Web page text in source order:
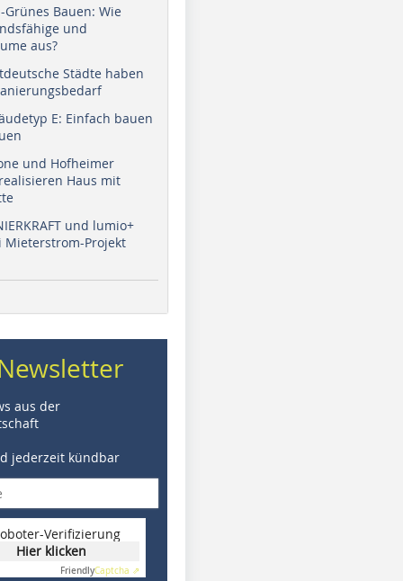
Grünes Bauen: Wie
und
aus?
Städte haben
E: Einfach bauen
und Hofheimer
Haus mit
und lumio+
Mieterstrom-Projekt
aus der
jederzeit kündbar
Verifizierung
Hier klicken
FriendlyCaptcha ⇗